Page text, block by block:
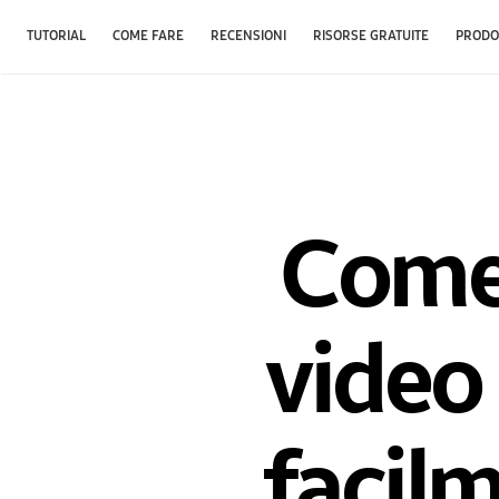
TUTORIAL COME FARE RECENSIONI RISORSE GRATUITE